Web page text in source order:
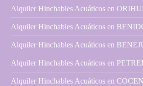
Alquiler Hinchables Acuáticos en
Alquiler Hinchables Acuáticos en
Alquiler Hinchables Acuáticos en
Alquiler Hinchables Acuáticos en
Alquiler Hinchables Acuáticos en